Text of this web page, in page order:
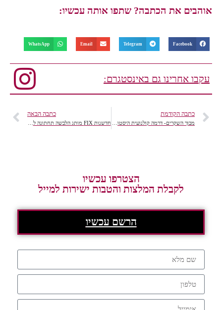
אוהבים את הכתבה? שתפו אותה עכשיו:
Facebook
Telegram
Email
WhatsApp
עקבו אחרינו גם באינסטגרם:
כתבה הקודמת כתבה הבאה
הצטרפו עכשיו
לקבלת המלצות והטבות ישירות למייל
הרשם עכשיו